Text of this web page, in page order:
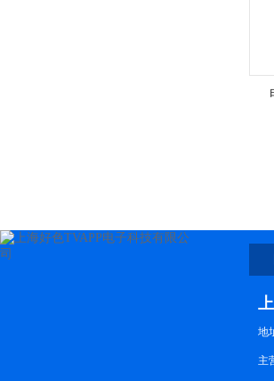
地
主